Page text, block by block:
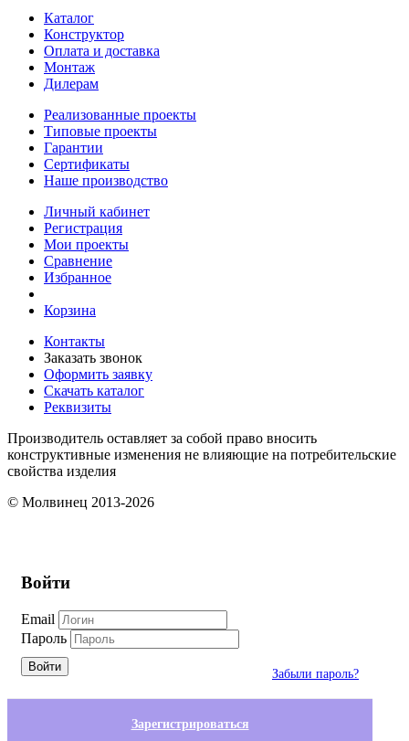
Каталог
Конструктор
Оплата и доставка
Монтаж
Дилерам
Реализованные проекты
Типовые проекты
Гарантии
Сертификаты
Наше производство
Личный кабинет
Регистрация
Мои проекты
Сравнение
Избранное
Корзина
Контакты
Заказать звонок
Оформить заявку
Скачать каталог
Реквизиты
Производитель оставляет за собой право вносить
конструктивные изменения не влияющие на потребительские
свойства изделия
© Молвинец 2013-2026
Войти
Email
Пароль
Войти
Забыли пароль?
Зарегистрироваться